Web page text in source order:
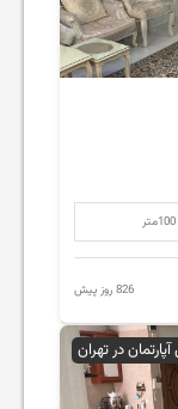
100متر
826 روز پیش
در تهران